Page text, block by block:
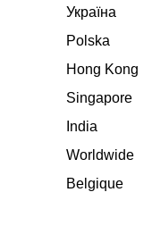
Україна
Polska
Hong Kong
Singapore
India
Worldwide
Belgique